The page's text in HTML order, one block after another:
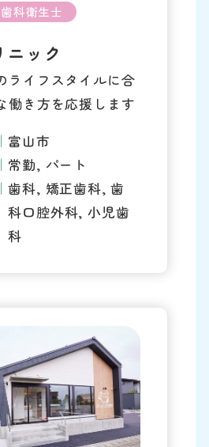
歯科衛生士
ニック
ライフスタイルに合
働き方を応援します
富山市
常勤, パート
歯科, 矯正歯科, 歯
科口腔外科, 小児歯
科